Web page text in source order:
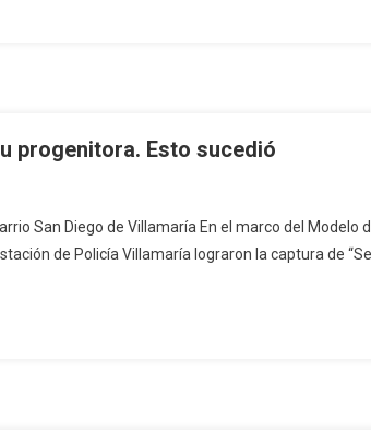
progenitora. Esto sucedió
San Diego de Villamaría En el marco del
de Policía Villamaría lograron la captura de